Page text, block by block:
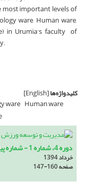
important levels of
ware, Human ware,
in Urumia’s faculty of
کلیدواژه‌ها[English]
ware Human ware
دوره 4، شماره 1 - شماره پیاپی 1
خرداد 1394
صفحه147-160